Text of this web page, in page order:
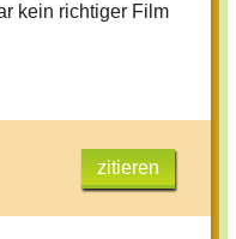
kein richtiger Film
zitieren